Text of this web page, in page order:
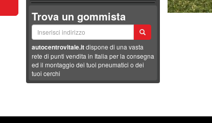
Trova un gommista
autocentrovitale.itdispone di una vasta
rete di punti vendita in Italia per la consegna
ed il montaggio dei tuoi pneumatici o dei
tuoi cerchi